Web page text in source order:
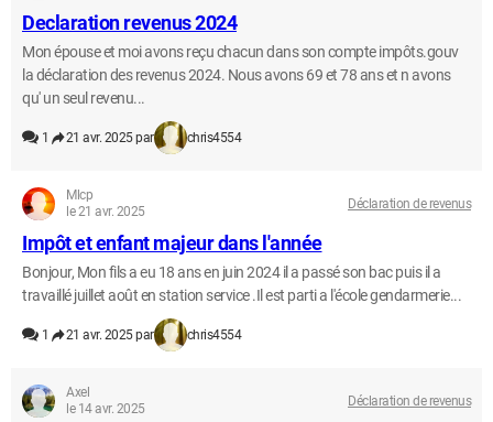
Declaration revenus 2024
Mon épouse et moi avons reçu chacun dans son compte impôts.gouv
la déclaration des revenus 2024. Nous avons 69 et 78 ans et n avons
qu' un seul revenu...
1 21 avr. 2025 par chris4554
Mlcp
le 21 avr. 2025
Déclaration de revenus
Impôt et enfant majeur dans l'année
Bonjour, Mon fils a eu 18 ans en juin 2024 il a passé son bac puis il a
travaillé juillet août en station service .Il est parti a l'école gendarmerie...
1 21 avr. 2025 par chris4554
Axel
le 14 avr. 2025
Déclaration de revenus